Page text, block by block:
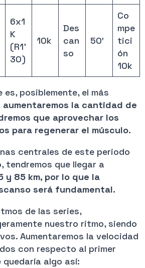
6x1
K
(R1’
30)
10k
Des
can
so
50′
Co
mpe
tici
ón
10k
es, posiblemente, el más
aumentaremos la cantidad de
que aprovechar los
para regenerar el músculo.
centrales de este periodo
tendremos que llegar a
y 85 km, por lo que la
será fundamental.
de las series,
nuestro ritmo, siendo
Aumentaremos la velocidad
con respecto al primer
quedaría algo así: